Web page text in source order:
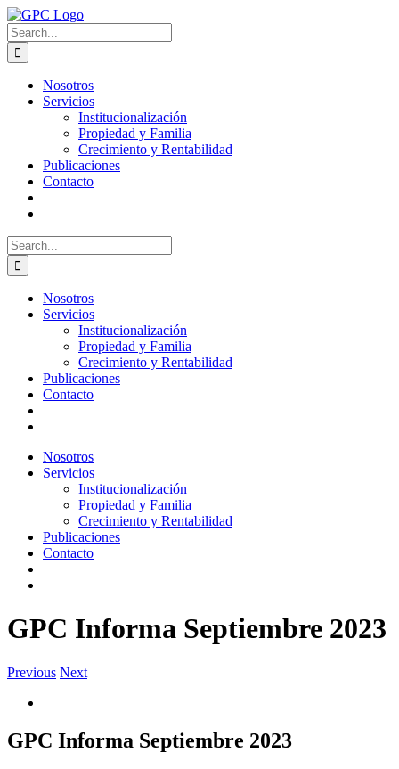
Skip
to
content
Search
for:
Nosotros
Servicios
Institucionalización
Propiedad y Familia
Crecimiento y Rentabilidad
Publicaciones
Contacto
Search
for:
Nosotros
Servicios
Institucionalización
Propiedad y Familia
Crecimiento y Rentabilidad
Publicaciones
Contacto
Nosotros
Servicios
Institucionalización
Propiedad y Familia
Crecimiento y Rentabilidad
Publicaciones
Contacto
GPC Informa Septiembre 2023
Previous Next
Image
GPC Informa Septiembre 2023